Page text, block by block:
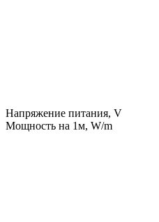
Напряжение питания, V
Мощность на 1м, W/m